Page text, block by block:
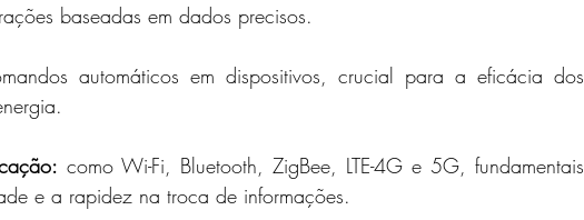
baseadas em dados precisos.
automáticos em dispositivos, crucial para a eficácia dos
como Wi-Fi, Bluetooth, ZigBee, LTE-4G e 5G, fundamentais
e a rapidez na troca de informações.